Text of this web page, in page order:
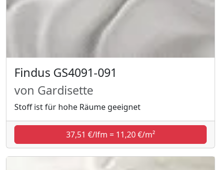
Findus GS4091-091
von Gardisette
Stoff ist für hohe Räume geeignet
37,51 €/lfm = 11,20 €/m²